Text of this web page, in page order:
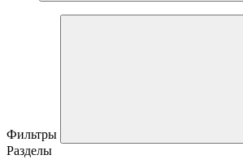
Фильтры
Разделы